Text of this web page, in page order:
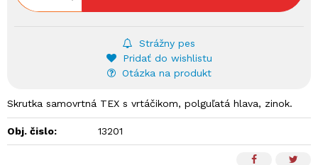
Strážny pes
Pridať do wishlistu
Otázka na produkt
Skrutka samovrtná TEX s vrtáčikom, polguľatá hlava, zinok.
DIN 7504N.
Obj. čislo:
13201